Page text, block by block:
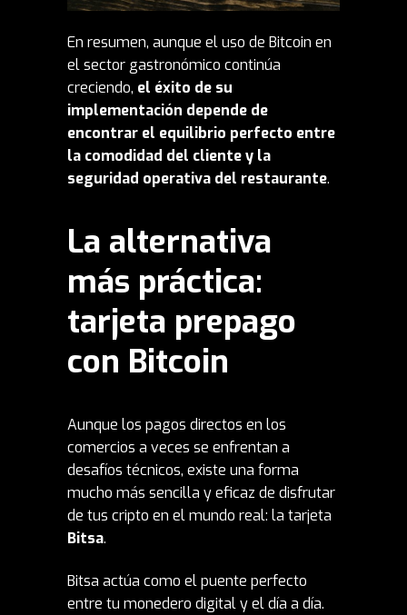
En resumen, aunque el uso de Bitcoin en
el sector gastronómico continúa
creciendo, el éxito de su
implementación depende de
encontrar el equilibrio perfecto entre
la comodidad del cliente y la
seguridad operativa del restaurante.
La alternativa
más práctica:
tarjeta prepago
con Bitcoin
Aunque los pagos directos en los
comercios a veces se enfrentan a
desafíos técnicos, existe una forma
mucho más sencilla y eficaz de disfrutar
de tus cripto en el mundo real: la tarjeta
Bitsa.
Bitsa actúa como el puente perfecto
entre tu monedero digital y el día a día.